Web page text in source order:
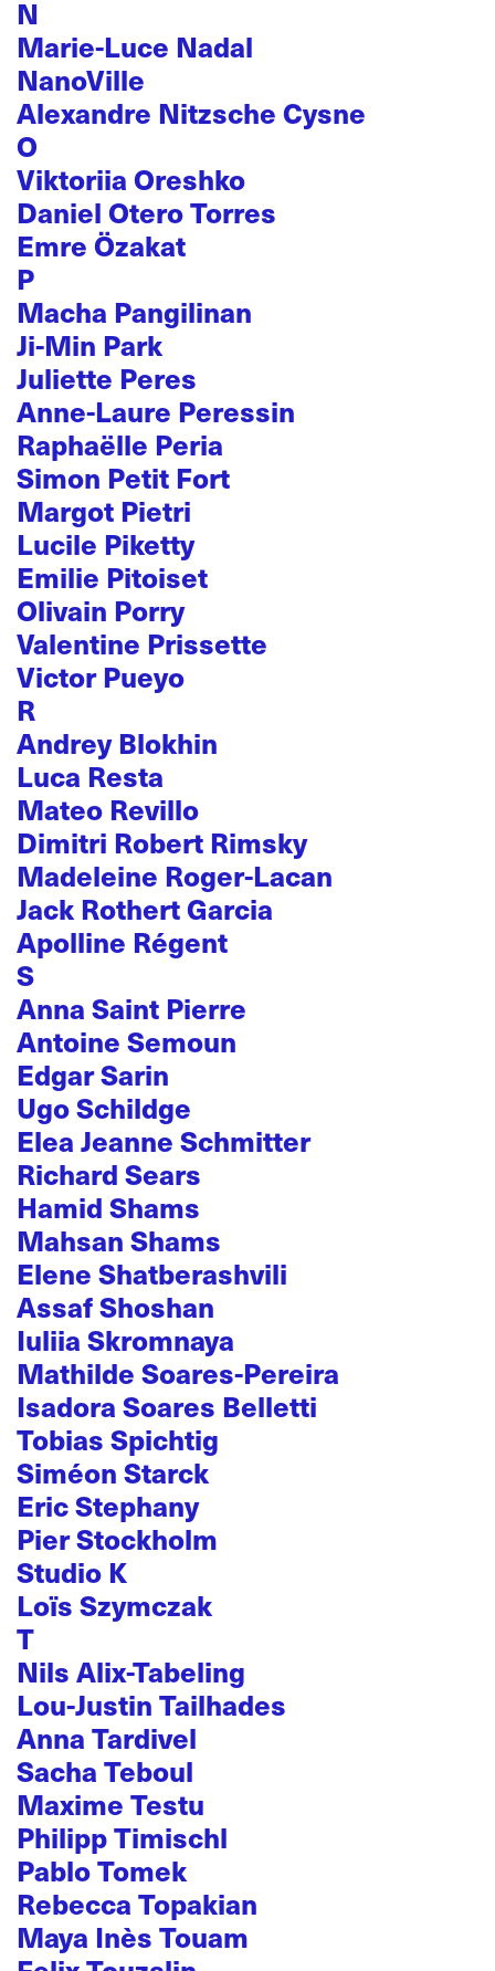
N
Marie-Luce Nadal
NanoVille
Alexandre Nitzsche Cysne
O
Viktoriia Oreshko
Daniel Otero Torres
Emre Özakat
P
Macha Pangilinan
Ji-Min Park
Juliette Peres
Anne-Laure Peressin
Raphaëlle Peria
Simon Petit Fort
Margot Pietri
Lucile Piketty
Emilie Pitoiset
Olivain Porry
Valentine Prissette
Victor Pueyo
R
Andrey Blokhin
Luca Resta
Mateo Revillo
Dimitri Robert Rimsky
Madeleine Roger-Lacan
Jack Rothert Garcia
Apolline Régent
S
Anna Saint Pierre
Antoine Semoun
Edgar Sarin
Ugo Schildge
Elea Jeanne Schmitter
Richard Sears
Hamid Shams
Mahsan Shams
Elene Shatberashvili
Assaf Shoshan
Iuliia Skromnaya
Mathilde Soares-Pereira
Isadora Soares Belletti
Tobias Spichtig
Siméon Starck
Eric Stephany
Pier Stockholm
Studio K
Loïs Szymczak
T
Nils Alix-Tabeling
Lou-Justin Tailhades
Anna Tardivel
Sacha Teboul
Maxime Testu
Philipp Timischl
Pablo Tomek
Rebecca Topakian
Maya Inès Touam